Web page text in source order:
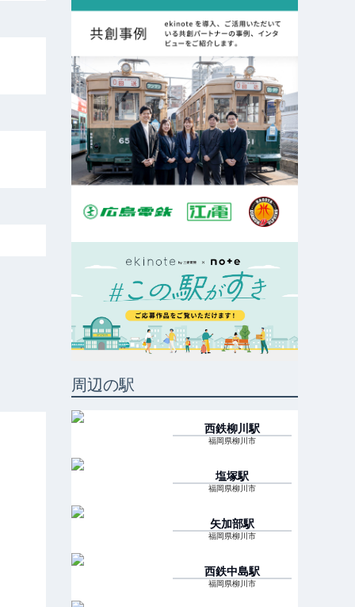
周辺の駅
西鉄柳川駅
福岡県柳川市
塩塚駅
福岡県柳川市
矢加部駅
福岡県柳川市
西鉄中島駅
福岡県柳川市